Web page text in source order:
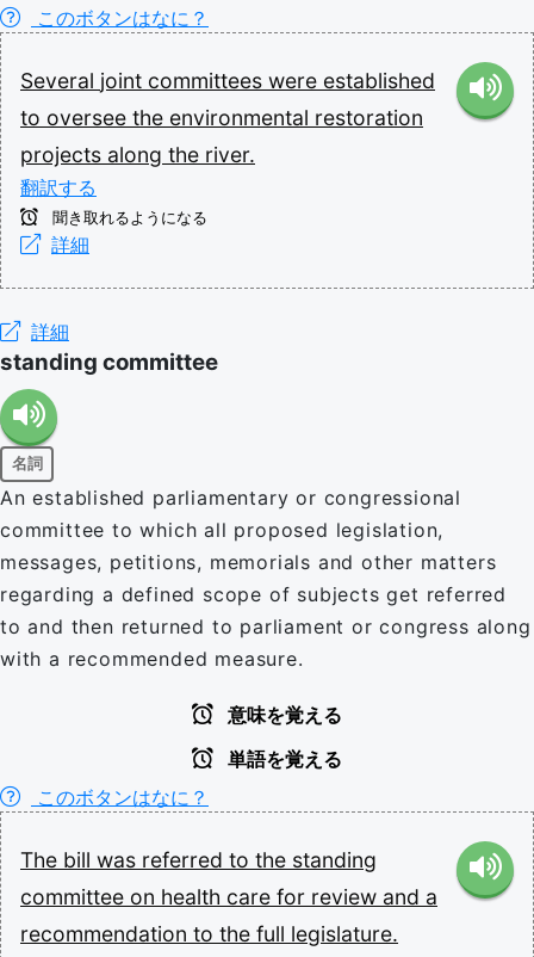
このボタンはなに？
Several joint committees were established
to oversee the environmental restoration
projects along the river.
翻訳する
聞き取れるようになる
詳細
詳細
standing committee
名詞
An established parliamentary or congressional
committee to which all proposed legislation,
messages, petitions, memorials and other matters
regarding a defined scope of subjects get referred
to and then returned to parliament or congress along
with a recommended measure.
意味を覚える
単語を覚える
このボタンはなに？
The bill was referred to the standing
committee on health care for review and a
recommendation to the full legislature.